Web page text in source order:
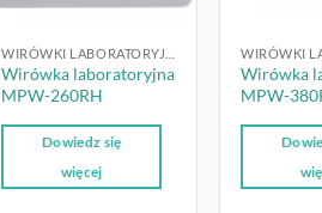
Wirówka laboratoryjna
MPW-260RH
Dowiedz się
więcej
Wirówka
MPW-